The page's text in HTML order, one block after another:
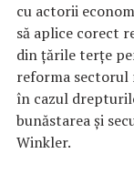
cu actorii
să aplice corect
din țările terțe
reforma sectorul
în cazul
bunăstarea și
Winkler.